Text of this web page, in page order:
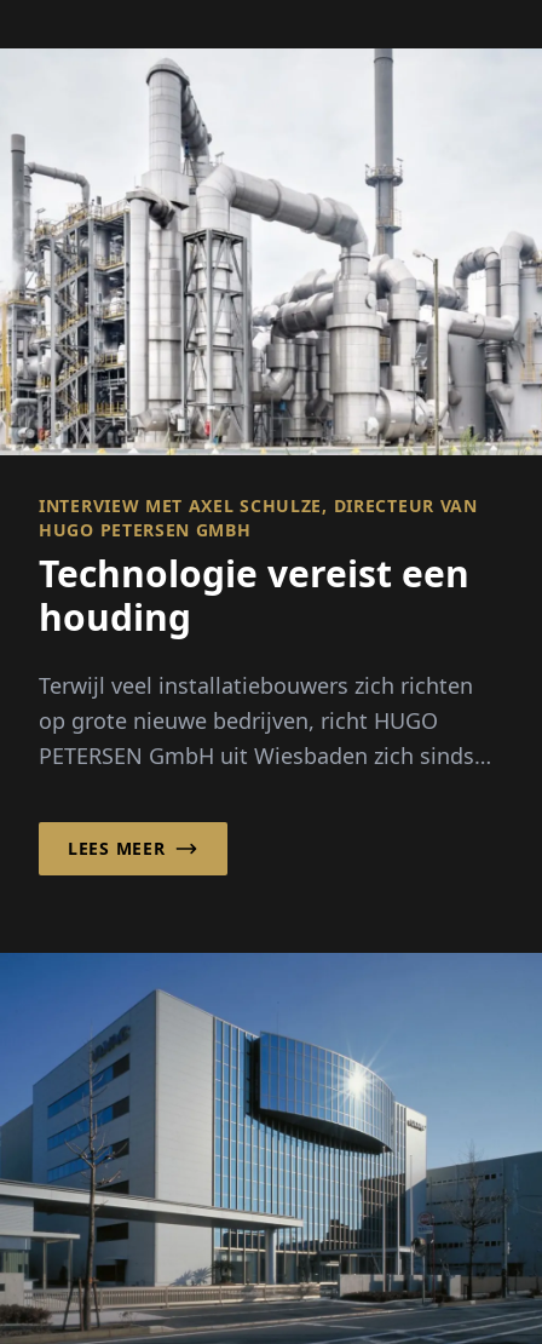
INTERVIEW MET AXEL SCHULZE, DIRECTEUR VAN
HUGO PETERSEN GMBH
Technologie vereist een
houding
Terwijl veel installatiebouwers zich richten
op grote nieuwe bedrijven, richt HUGO
PETERSEN GmbH uit Wiesbaden zich sinds
LEES MEER